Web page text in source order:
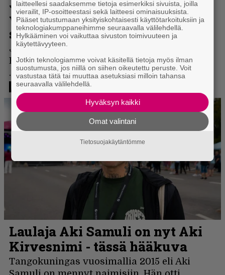
laitteellesi saadaksemme tietoja esimerkiksi sivuista, joilla
vierailit, IP-osoitteestasi sekä laitteesi ominaisuuksista.
Pääset tutustumaan yksityiskohtaisesti käyttötarkoituksiin ja
teknologiakumppaneihimme seuraavalla välilehdellä.
Hylkääminen voi vaikuttaa sivuston toimivuuteen ja
käytettävyyteen.
Jotkin teknologiamme voivat käsitellä tietoja myös ilman
suostumusta, jos niillä on siihen oikeutettu peruste. Voit
vastustaa tätä tai muuttaa asetuksiasi milloin tahansa
seuraavalla välilehdellä.
Hyväksyn kaikki
Omat valintani
Tietosuojakäytäntömme